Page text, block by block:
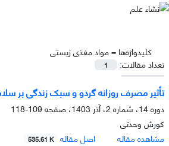
کلیدواژه‌ها =مواد مغذی زیستی
تعداد مقالات:
1
تأثیر مصرف روزانه گردو و سبک زندگی بر
دوره 14، شماره 2، آذر 1403، صفحه
109-118
کورش وحدتی
مشاهده مقاله
اصل مقاله 535.61 K